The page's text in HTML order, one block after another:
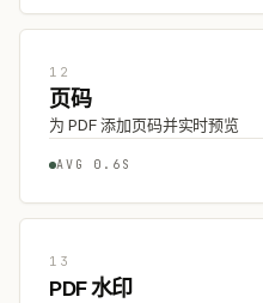
12
页码
为 PDF 添加页码并实时预览
AVG 0.6S
13
PDF 水印